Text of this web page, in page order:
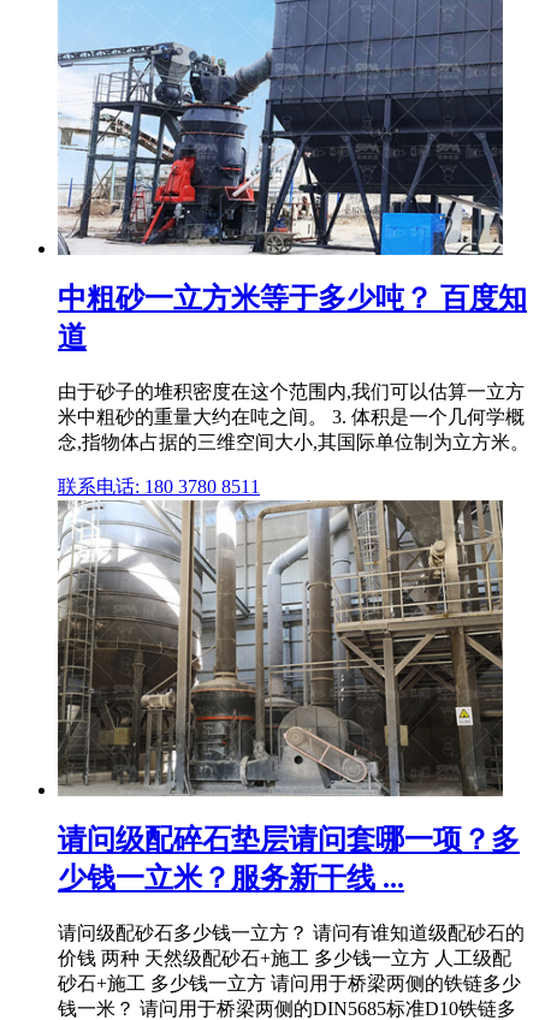
中粗砂一立方米等于多少吨？ 百度知
道
由于砂子的堆积密度在这个范围内,我们可以估算一立方
米中粗砂的重量大约在吨之间。 3. 体积是一个几何学概
念,指物体占据的三维空间大小,其国际单位制为立方米。
联系电话: 180 3780 8511
请问级配碎石垫层请问套哪一项？多
少钱一立米？服务新干线 ...
请问级配砂石多少钱一立方？ 请问有谁知道级配砂石的
价钱 两种 天然级配砂石+施工 多少钱一立方 人工级配
砂石+施工 多少钱一立方 请问用于桥梁两侧的铁链多少
钱一米？ 请问用于桥梁两侧的DIN5685标准D10铁链多